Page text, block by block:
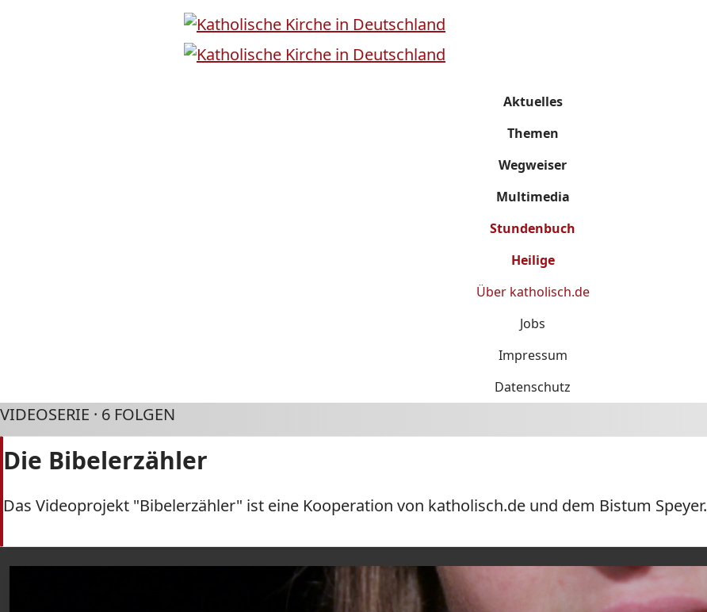
Aktuelles
Themen
Wegweiser
Multimedia
Stundenbuch
Heilige
Über katholisch.de
Jobs
Impressum
Datenschutz
VIDEOSERIE · 6 FOLGEN
Die Bibelerzähler
Das Videoprojekt "Bibelerzähler" ist eine Kooperation von katholisch.de und dem Bistum Speyer.